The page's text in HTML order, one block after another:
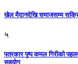
खेल मैदानदेखि समाजसम्म
५
पत्रकार पुष्प कमल गिरीको
सहयोग